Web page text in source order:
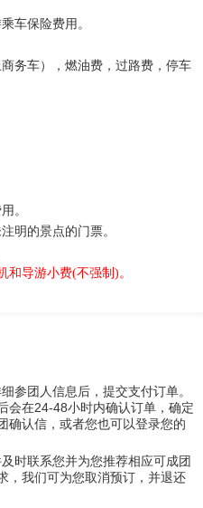
车保险费用。
务车），燃油费，过路费，停车
。
明的景点的门票。
和导游小费(不强制 )。
参团人信息后，提交支付订单。
会在24-48小时内确认订单，确定
确认信，或者您也可以登录您的
时联系您并为您推荐相应可成团
，我们可为您取消预订，并退还